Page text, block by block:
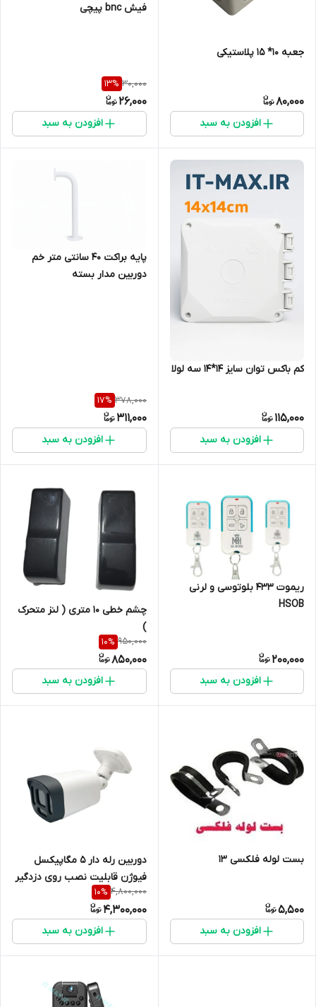
جعبه 10* 15 پلاستیکی
80,000
افزودن به سبد
فیش bnc پیچی
30,000
13%
26,000
افزودن به سبد
کم باکس توان سایز 14*14 سه لولا
115,000
افزودن به سبد
پایه براکت 40 سانتی متر خم
دوربین مدار بسته
378,000
17%
311,000
افزودن به سبد
ریموت 433 بلوتوسی و لرنی
HSOB
200,000
افزودن به سبد
چشم خطی 10 متری ( لنز متحرک
)
950,000
10%
850,000
افزودن به سبد
بست لوله فلکسی 13
5,500
افزودن به سبد
دوربین رله دار 5 مگاپیکسل
فیوژن قابلیت نصب روی دزدگیر
صدادار
4,800,000
10%
4,300,000
افزودن به سبد